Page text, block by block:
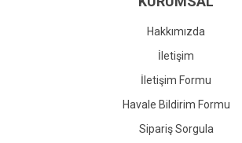
Gönder
Hakkımızda
İletişim
İletişim Formu
Havale Bildirim Formu
Sipariş Sorgula